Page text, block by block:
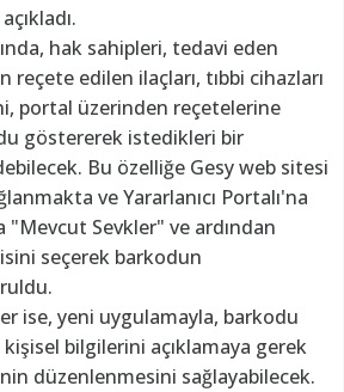
hak sahipleri, tedavi eden
reçete edilen ilaçları, tıbbi cihazları
portal üzerinden reçetelerine
göstererek istedikleri bir
Bu özelliğe Gesy web sitesi
ve Yararlanıcı Portalı'na
"Mevcut Sevkler" ve ardından
seçerek barkodun
ise, yeni uygulamayla, barkodu
bilgilerini açıklamaya gerek
düzenlenmesini sağlayabilecek.